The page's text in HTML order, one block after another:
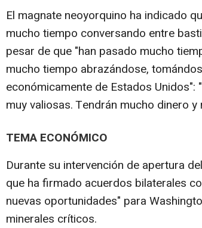
El magnate neoyorquino ha indicado
mucho tiempo conversando entre
pesar de que "han pasado mucho
mucho tiempo abrazándose,
económicamente de Estados Unidos":
muy valiosas. Tendrán mucho dinero y
TEMA ECONÓMICO
Durante su intervención de apertura
que ha firmado acuerdos bilaterales
nuevas oportunidades" para
minerales críticos.